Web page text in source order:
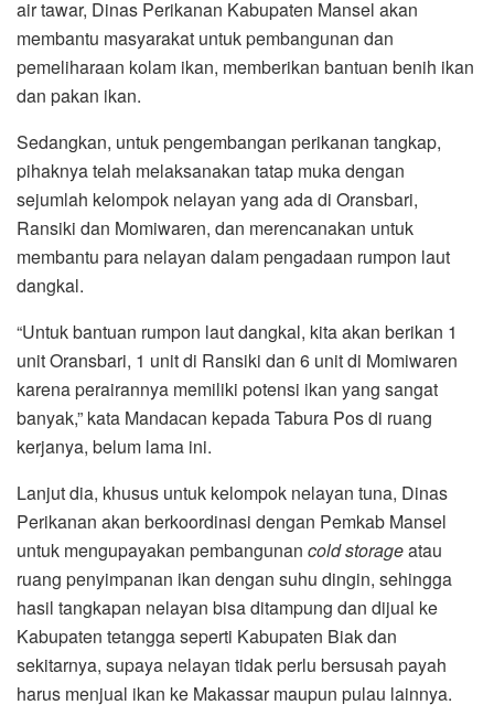
air tawar, Dinas Perikanan Kabupaten Mansel akan
membantu masyarakat untuk pembangunan dan
pemeliharaan kolam ikan, memberikan bantuan benih ikan
dan pakan ikan.
Sedangkan, untuk pengembangan perikanan tangkap,
pihaknya telah melaksanakan tatap muka dengan
sejumlah kelompok nelayan yang ada di Oransbari,
Ransiki dan Momiwaren, dan merencanakan untuk
membantu para nelayan dalam pengadaan rumpon laut
dangkal.
“Untuk bantuan rumpon laut dangkal, kita akan berikan 1
unit Oransbari, 1 unit di Ransiki dan 6 unit di Momiwaren
karena perairannya memiliki potensi ikan yang sangat
banyak,” kata Mandacan kepada Tabura Pos di ruang
kerjanya, belum lama ini.
Lanjut dia, khusus untuk kelompok nelayan tuna, Dinas
Perikanan akan berkoordinasi dengan Pemkab Mansel
untuk mengupayakan pembangunan cold storageatau
ruang penyimpanan ikan dengan suhu dingin, sehingga
hasil tangkapan nelayan bisa ditampung dan dijual ke
Kabupaten tetangga seperti Kabupaten Biak dan
sekitarnya, supaya nelayan tidak perlu bersusah payah
harus menjual ikan ke Makassar maupun pulau lainnya.